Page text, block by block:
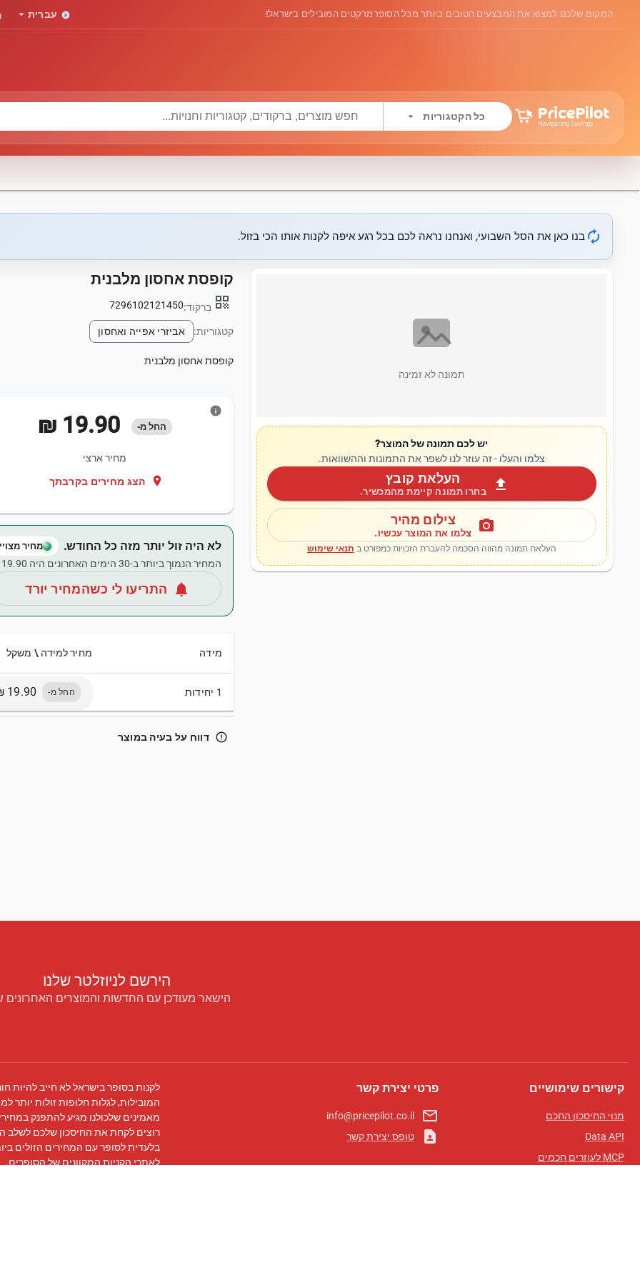
המקום שלכם למצוא את המבצעים הטובים ביותר מכל הסופרמרקטים המובילים בישראל! עברית arrow_drop_down
כל הקטגוריות arrow_drop_down
autorenew בנו כאן את הסל השבועי, ואנחנו נראה לכם בכל רגע איפה לקנות אותו הכי בזול.
תמונה לא זמינה
יש לכם תמונה של המוצר?
צלמו והעלו - זה עוזר לנו לשפר את התמונות וההשוואות.
upload העלאת קובץ
בחרו תמונה קיימת מהמכשיר.
photo_camera צילום מהיר
צלמו את המוצר עכשיו.
העלאת תמונה מהווה הסכמה להעברת הזכויות כמפורט ב תנאי שימוש
קופסת אחסון מלבנית
qr_code ברקוד:7296102121450
קטגוריות: אביזרי אפייה ואחסון
קופסת אחסון מלבנית
החל מ- ‏19.90 ‏₪
מחיר ארצי
location_on הצג מחירים בקרבתך
info
לא היה זול יותר מזה כל החודש. מחיר
המחיר הנמוך ביותר ב-30 הימים האחרונים היה ‏19.90 ‏₪.
notifications התריעו לי כשהמחיר יורד
מידה מחיר למידה \ משקל
1 יחידות החל מ-
error_outline דווח על בעיה במוצר
הירשם לניוזלטר שלנו
הישאר מעודכן עם החדשות והמוצרים האחרונים
קישורים שימושיים
מנוי החיסכון החכם
Data API
MCP לעוזרים חכמים
פרטי יצירת קשר
mail_outline
info@pricepilot.co.il
contact_page טופס יצירת קשר
לקנות בסופר בישראל לא חייב להיות
המובילות, לגלות חלופות זולות יותר
מאמינים שלכולנו מגיע להתפנק
רוצים לקחת את החיסכון שלכם לשלב
בלעדית לסופר עם המחירים הזולים
לאתרי הקניות המקוונים של הסופרים.